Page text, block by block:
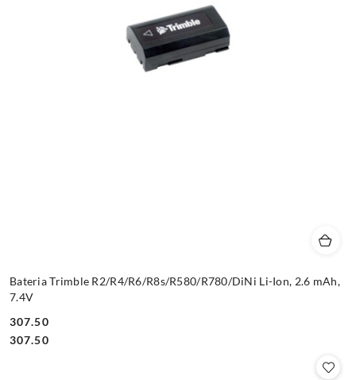
Bateria Trimble R2/R4/R6/R8s/R580/R780/DiNi Li-Ion, 2.6 mAh,
7.4V
Cena:
307.50
Cena:
307.50